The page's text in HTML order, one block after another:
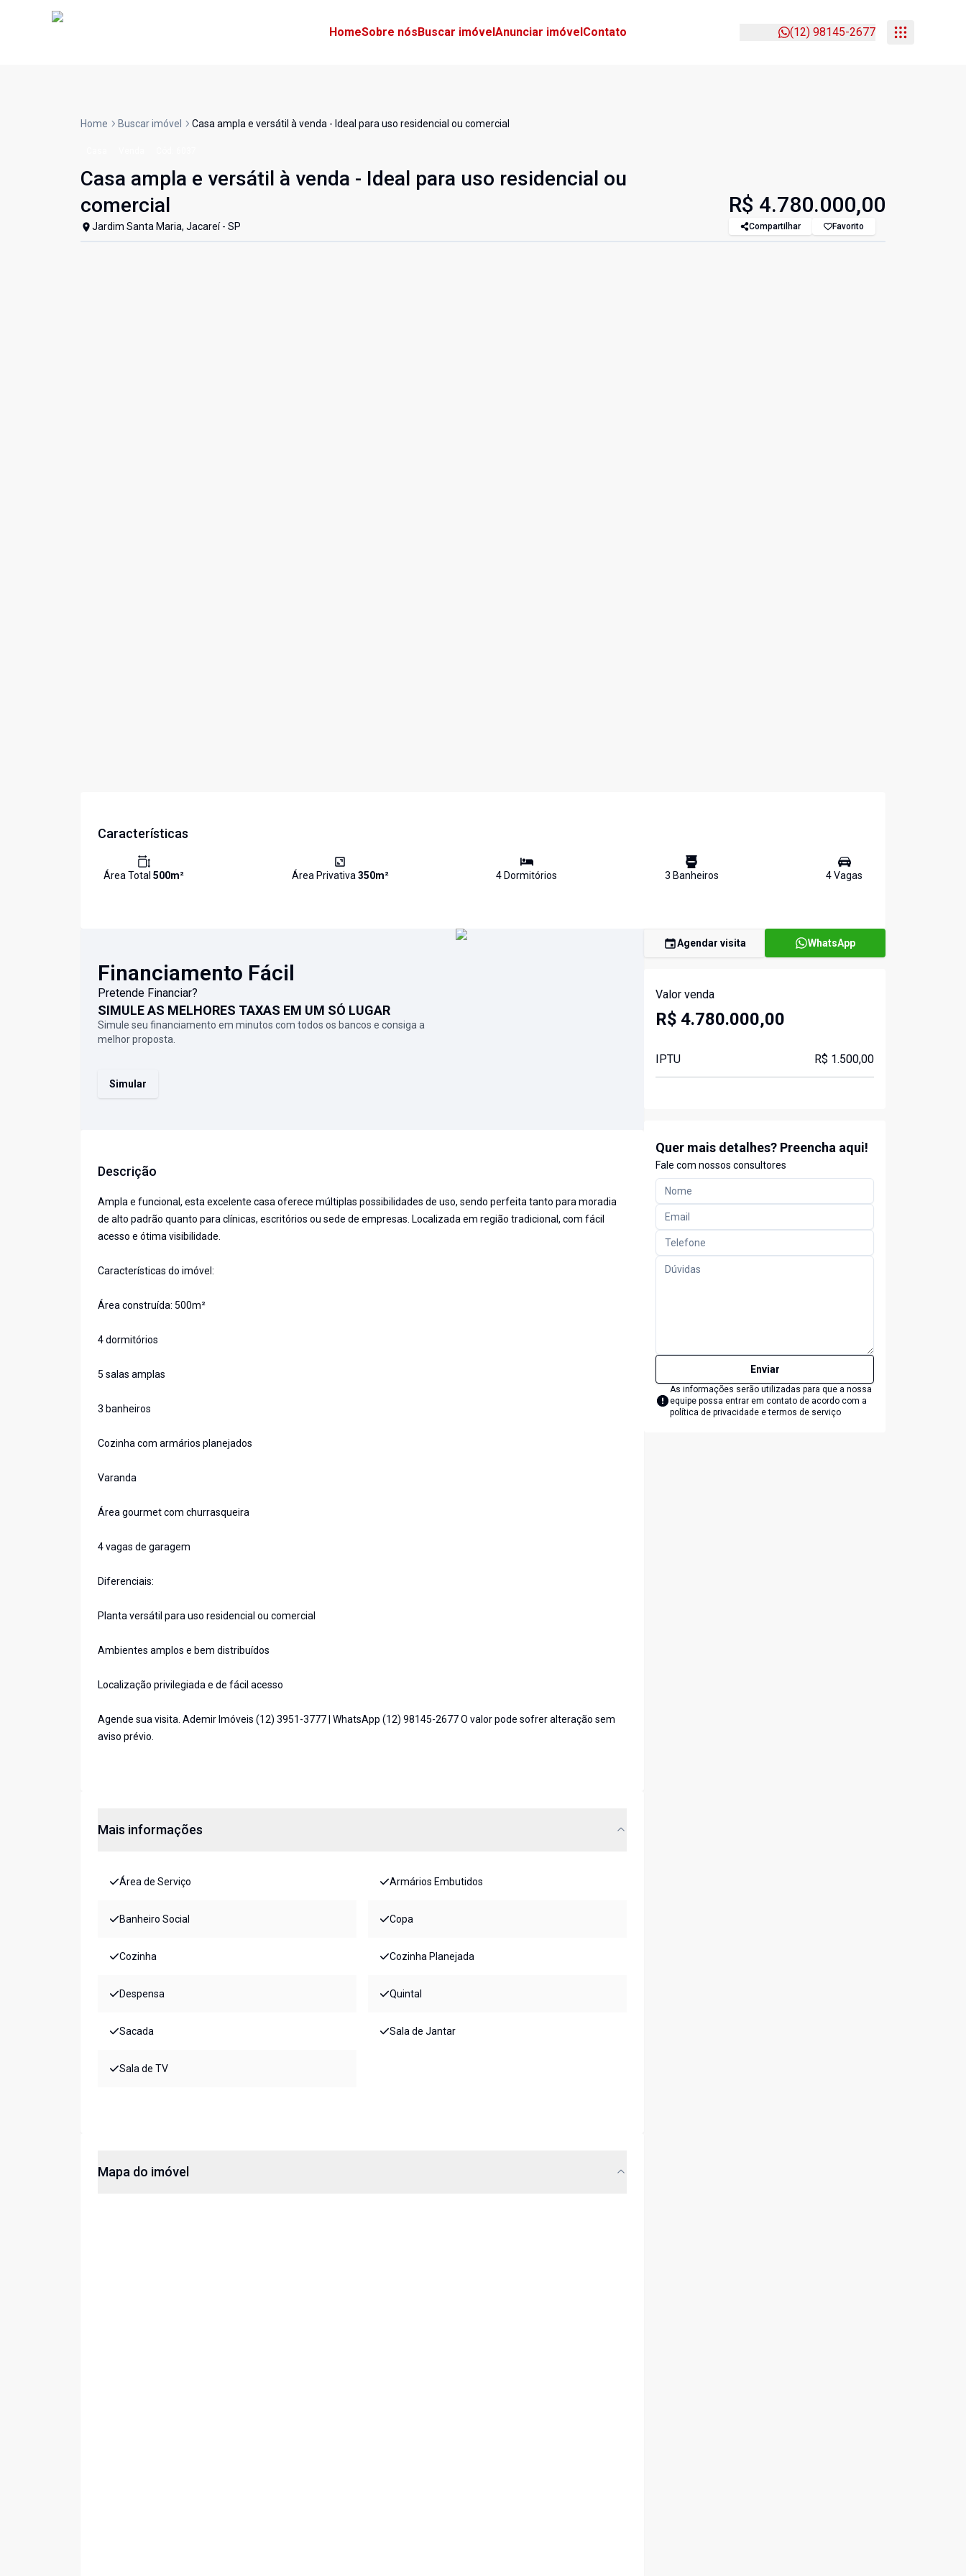
HomeSobre nósBuscar imóvelAnunciar imóvelContato (12) 98145-2677
Home Buscar imóvel Casa ampla e versátil à venda - Ideal para uso residencial ou comercial
Casa ampla e versátil à venda - Ideal para uso residencial ou
comercial
Jardim Santa Maria, Jacareí - SP
R$ 4.780.000,00
Compartilhar Favorito
Características
Área Total 500m² Área Privativa350m² 4 Dormitórios 3 Banheiros 4Vagas
Financiamento Fácil
Pretende Financiar?
SIMULE AS MELHORES TAXAS EM UM SÓ LUGAR
Simule seu financiamento em minutos com todos os bancos e consiga a
melhor proposta.
Simular
Descrição
Ampla e funcional, esta excelente casa oferece múltiplas possibilidades de uso, sendo perfeita tanto para moradia
de alto padrão quanto para clínicas, escritórios ou sede de empresas. Localizada em região tradicional, com fácil
acesso e ótima visibilidade.
Características do imóvel:
Área construída: 500m²
4 dormitórios
5 salas amplas
3 banheiros
Cozinha com armários planejados
Varanda
Área gourmet com churrasqueira
4 vagas de garagem
Diferenciais:
Planta versátil para uso residencial ou comercial
Ambientes amplos e bem distribuídos
Localização privilegiada e de fácil acesso
Agende sua visita. Ademir Imóveis (12) 3951-3777 | WhatsApp (12) 98145-2677 O valor pode sofrer alteração sem
aviso prévio.
Mais informações
Área de Serviço Armários Embutidos
Banheiro Social Copa
Cozinha Cozinha Planejada
Despensa Quintal
Sacada Sala de Jantar
Sala de TV
Mapa do imóvel
Agendar visita WhatsApp
Valor venda
R$ 4.780.000,00
IPTU R$ 1.500,00
Quer mais detalhes? Preencha aqui!
Fale com nossos consultores
Enviar
As informações serão utilizadas para que a nossa
equipe possa entrar em contato de acordo com a
política de privacidade e termos de serviço